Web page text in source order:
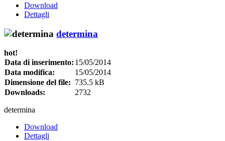
Download
Dettagli
determina
hot!
Data di inserimento: 15/05/2014
Data modifica:
15/05/2014
Dimensione del file: 735.5 kB
Downloads:
2732
determina
Download
Dettagli